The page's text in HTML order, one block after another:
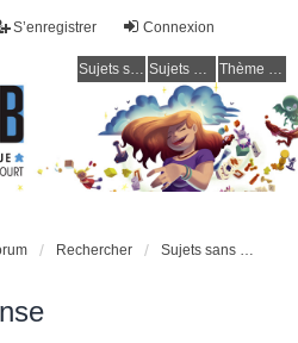
Connexion
S’enregistrer
Sujets sans réponse Sujets actifs Thème clair / foncé
Rechercher Sujets sans réponse